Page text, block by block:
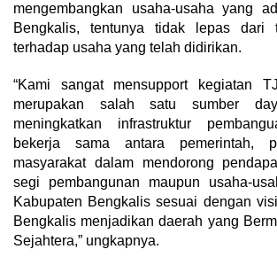
mengembangkan usaha-usaha yang
Bengkalis, tentunya tidak lepas dari
terhadap usaha yang telah didirikan.
“Kami sangat mensupport kegiatan
merupakan salah satu sumber
meningkatkan infrastruktur
bekerja sama antara pemerintah,
masyarakat dalam mendorong
segi pembangunan maupun usaha-
Kabupaten Bengkalis sesuai dengan
Bengkalis menjadikan daerah yang
Sejahtera,” ungkapnya.